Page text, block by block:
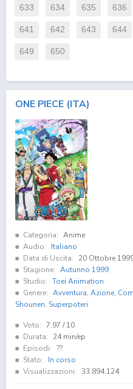
633 634 635 636
641 642 643 644
649 650
ONE PIECE (ITA)
Categoria: Anime
Audio:
Italiano
Data di Uscita:
20 Ottobre
Stagione: Autunno 1999
Studio: Toei Animation
Genere: Avventura, Azione,
Shounen, Superpoteri
Voto: 7.97 / 10
Durata:
24 min/ep
Episodi: ??
Stato:
In corso
Visualizzazioni: 33.894.124